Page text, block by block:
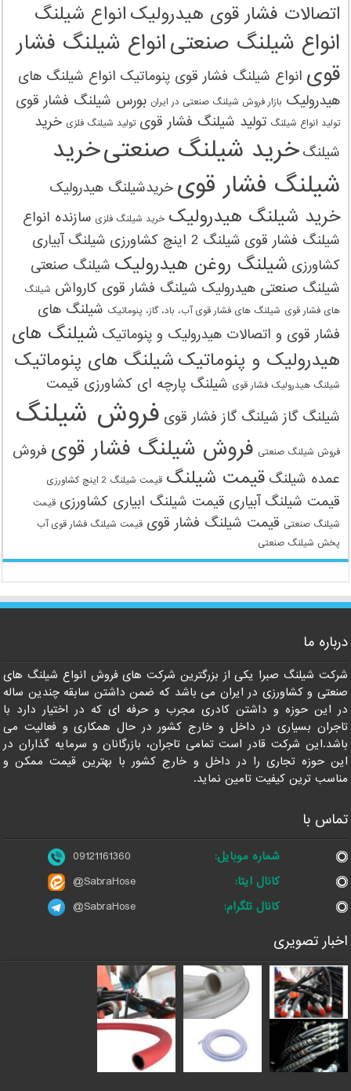
اتصالات فشار قوی هیدرولیک انواع شیلنگ
انواع شیلنگ صنعتیانواع شیلنگ فشار
قوی انواع شیلنگ فشار قوی پنوماتیک انواع شیلنگ های
هیدرولیک بازار فروش شیلنگ صنعتی در ایران بورس شیلنگ فشار قوی
تولید انواع شیلنگ تولید شیلنگ فشار قوی تولید شیلنگ‌ فلزی خرید
شیلنگ خرید شیلنگ صنعتیخرید
شیلنگ فشار قوی خریدشیلنگ هیدرولیک
خرید شیلنگ هیدرولیک خرید شیلنگ‌ فلزی سازنده انواع
شیلنگ فشار قوی شیلنگ 2 اینچ کشاورزی
شیلنگ آبیاری
کشاورزی شیلنگ روغن هیدرولیک شیلنگ صنعتی
شیلنگ صنعتی هیدرولیک شیلنگ فشار قوی کارواش شیلنگ
های فشار قوی شیلنگ های فشار قوی آب، باد، گاز، پنوماتیک شیلنگ های
فشار قوی و اتصالات هیدرولیک و پنوماتیک شیلنگ های
هیدرولیک و پنوماتیک شیلنگ های پنوماتیک
شیلنگ هیدرولیک فشار قوی شیلنگ پارچه ای کشاورزی قیمت
شیلنگ گاز شیلنگ گاز فشار قوی فروش شیلنگ
فروش شیلنگ صنعتی فروش شیلنگ فشار قوی فروش
عمده شیلنگ قیمت شیلنگ قیمت شیلنگ 2 اینچ کشاورزی
قیمت شیلنگ آبیاری قیمت شیلنگ ابیاری کشاورزی قیمت
شیلنگ صنعتی قیمت شیلنگ فشار قوی قیمت شیلنگ فشار قوی آب
پخش شیلنگ صنعتی
درباره ما
شرکت شیلنگ صبرا یکی از بزرگترین شرکت های فروش انواع شیلنگ های
صنعتی و کشاورزی در ایران می باشد که ضمن داشتن سابقه چندین ساله
در این حوزه و داشتن کادری مجرب و حرفه ای که در اختیار دارد با
تاجران بسیاری در داخل و خارج کشور در حال همکاری و فعالیت می
باشد.این شرکت قادر است تمامی تاجران، بازرگانان و سرمایه گذاران در
این حوزه تجاری را در داخل و خارج کشور با بهترین قیمت ممکن و
مناسب ترین کیفیت تامین نماید.
تماس با
شماره موبایل:
09121161360
کانال ایتا:
@SabraHose
کانال تلگرام:
@SabraHose
اخبار تصویری
09121161360